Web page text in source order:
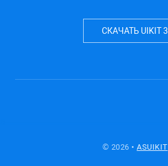
СКАЧАТЬ UIKIT 3
© 2026 • ASUIKIT